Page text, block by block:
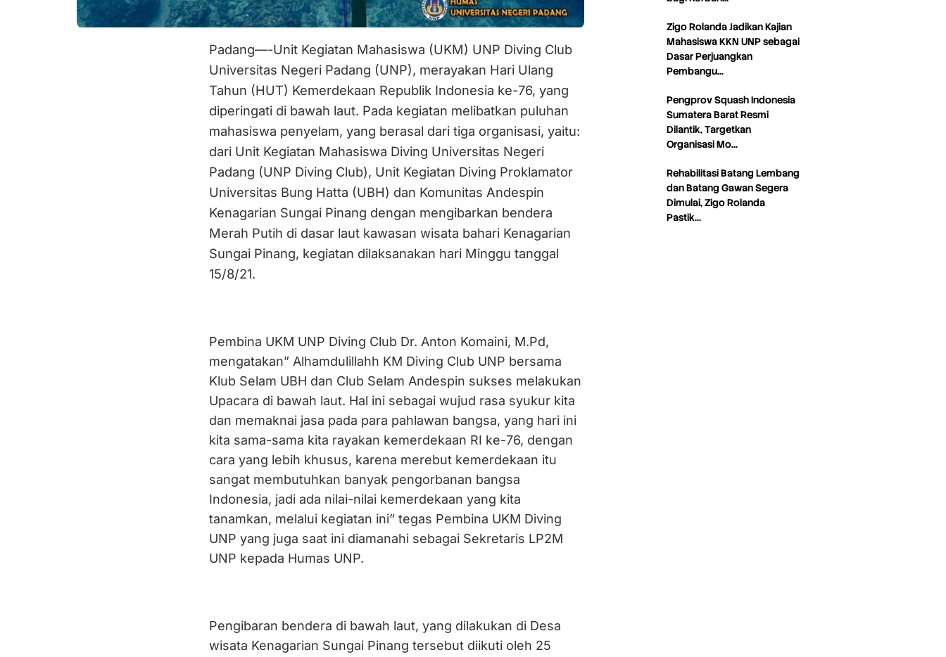
Padang—-Unit Kegiatan Mahasiswa (UKM) UNP Diving Club
Universitas Negeri Padang (UNP), merayakan Hari Ulang
Tahun (HUT) Kemerdekaan Republik Indonesia ke-76, yang
diperingati di bawah laut. Pada kegiatan melibatkan puluhan
mahasiswa penyelam, yang berasal dari tiga organisasi, yaitu:
dari Unit Kegiatan Mahasiswa Diving Universitas Negeri
Padang (UNP Diving Club), Unit Kegiatan Diving Proklamator
Universitas Bung Hatta (UBH) dan Komunitas Andespin
Kenagarian Sungai Pinang dengan mengibarkan bendera
Merah Putih di dasar laut kawasan wisata bahari Kenagarian
Sungai Pinang, kegiatan dilaksanakan hari Minggu tanggal
15/8/21.
Pembina UKM UNP Diving Club Dr. Anton Komaini, M.Pd,
mengatakan” Alhamdulillahh KM Diving Club UNP bersama
Klub Selam UBH dan Club Selam Andespin sukses melakukan
Upacara di bawah laut. Hal ini sebagai wujud rasa syukur kita
dan memaknai jasa pada para pahlawan bangsa, yang hari ini
kita sama-sama kita rayakan kemerdekaan RI ke-76, dengan
cara yang lebih khusus, karena merebut kemerdekaan itu
sangat membutuhkan banyak pengorbanan bangsa
Indonesia, jadi ada nilai-nilai kemerdekaan yang kita
tanamkan, melalui kegiatan ini” tegas Pembina UKM Diving
UNP yang juga saat ini diamanahi sebagai Sekretaris LP2M
UNP kepada Humas UNP.
Pengibaran bendera di bawah laut, yang dilakukan di Desa
wisata Kenagarian Sungai Pinang tersebut diikuti oleh 25
Zigo Rolanda Jadikan Kajian
Mahasiswa KKN UNP sebagai
Dasar Perjuangkan
Pembangu…
Pengprov Squash Indonesia
Sumatera Barat Resmi
Dilantik, Targetkan
Organisasi Mo…
Rehabilitasi Batang Lembang
dan Batang Gawan Segera
Dimulai, Zigo Rolanda
Pastik…